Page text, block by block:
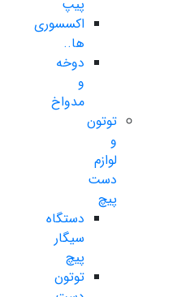
پیپ
اکسسوری
ها..
دوخه
و
مدواخ
توتون
و
لوازم
دست
پیچ
دستگاه
سیگار
پیچ
توتون